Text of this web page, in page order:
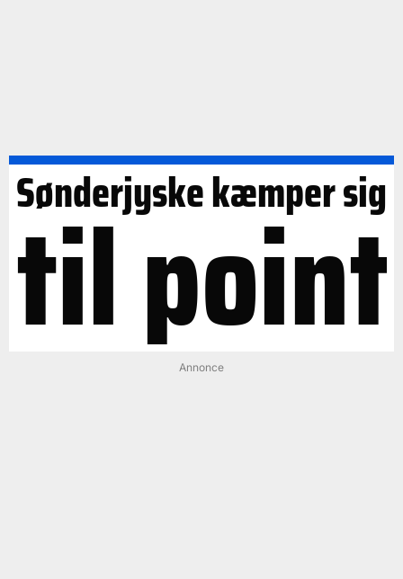
Sønderjyske kæmper sig
til point
Annonce